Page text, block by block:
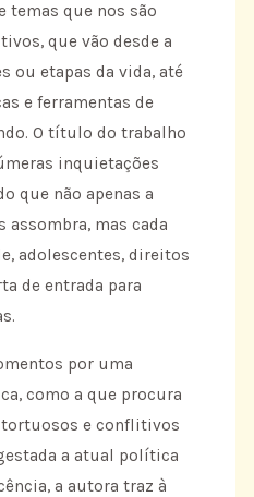
temas que nos são
que vão desde a
ou etapas da vida, até
e ferramentas de
O título do trabalho
inquietações
que não apenas a
assombra, mas cada
adolescentes, direitos
de entrada para
por uma
como a que procura
e conflitivos
a atual política
a autora traz à